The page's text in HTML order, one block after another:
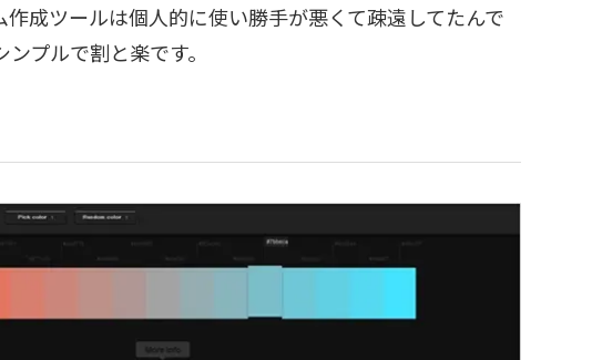
成ツールは個人的に使い勝手が悪くて疎遠してたんで
プルで割と楽です。